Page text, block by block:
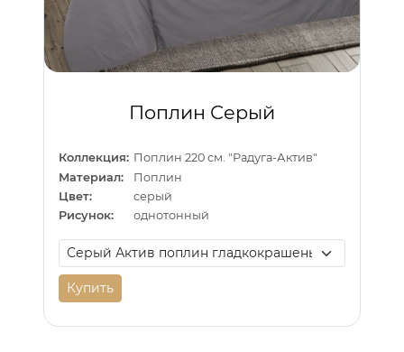
Поплин Серый
Коллекция: Поплин 220 см. "Радуга-Актив"
Материал:
Поплин
Цвет:
серый
Рисунок:
однотонный
Купить